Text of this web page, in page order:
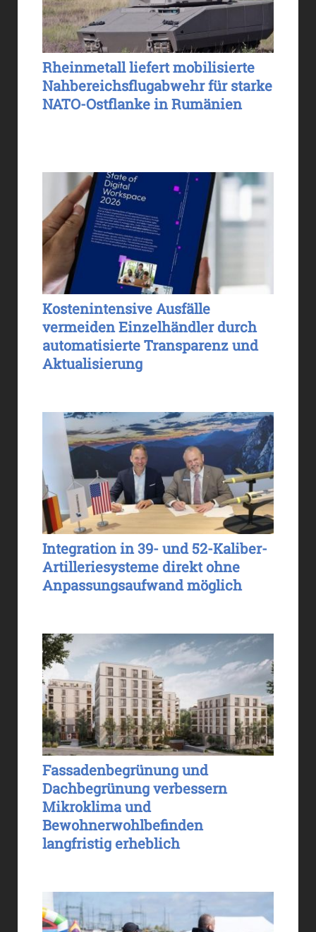
Rheinmetall liefert mobilisierte
Nahbereichsflugabwehr für starke
NATO-Ostflanke in Rumänien
Kostenintensive Ausfälle
vermeiden Einzelhändler durch
automatisierte Transparenz und
Aktualisierung
Integration in 39- und 52-Kaliber-
Artilleriesysteme direkt ohne
Anpassungsaufwand möglich
Fassadenbegrünung und
Dachbegrünung verbessern
Mikroklima und
Bewohnerwohlbefinden
langfristig erheblich